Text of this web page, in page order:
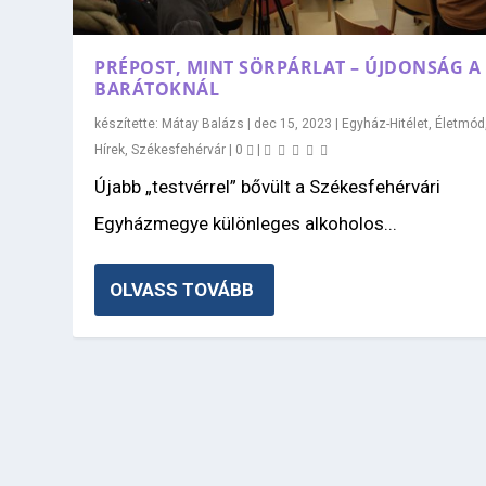
PRÉPOST, MINT SÖRPÁRLAT – ÚJDONSÁG A
BARÁTOKNÁL
készítette: Mátay Balázs | dec 15, 2023 | Egyház-Hitélet, Életmód
Hírek,Székesfehérvár | 0 |
Újabb „testvérrel” bővült a Székesfehérvári
Egyházmegye különleges alkoholos...
OLVASS TOVÁBB